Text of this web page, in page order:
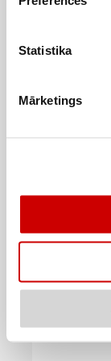
Statistika
Mārketings
1
. 09€